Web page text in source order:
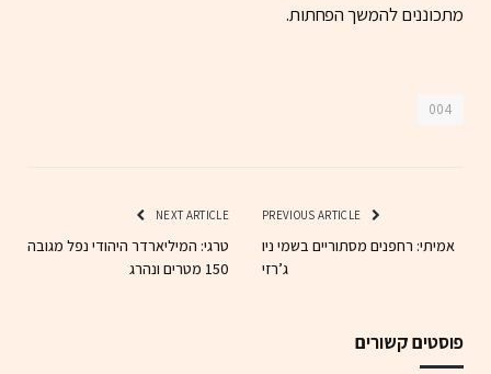
מתכוננים להמשך הפחתות.
004
אמיתי: רחפנים מסתוריים בשמי ניו
ג’רזי
NEXT ARTICLE
טרגי: המיליארדר היהודי נפל מגובה
150 מטרים ונהרג
פוסטים קשורים